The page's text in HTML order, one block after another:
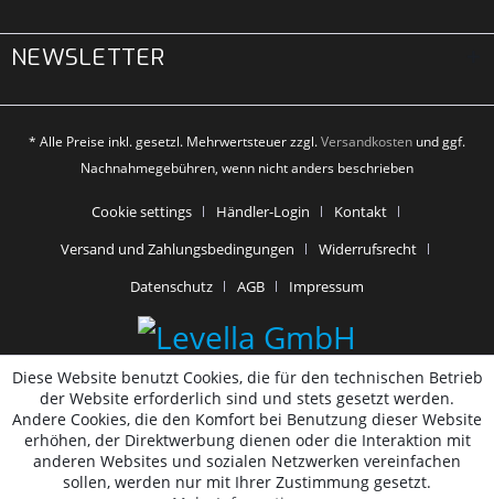
NEWSLETTER
* Alle Preise inkl. gesetzl. Mehrwertsteuer zzgl.Versandkosten und ggf.
Nachnahmegebühren, wenn nicht anders beschrieben
Cookie settings Händler-Login
Kontakt
Versand und Zahlungsbedingungen
Widerrufsrecht
Datenschutz
AGB Impressum
Diese Website benutzt Cookies, die für den technischen Betrieb
der Website erforderlich sind und stets gesetzt werden.
Andere Cookies, die den Komfort bei Benutzung dieser Website
erhöhen, der Direktwerbung dienen oder die Interaktion mit
anderen Websites und sozialen Netzwerken vereinfachen
sollen, werden nur mit Ihrer Zustimmung gesetzt.